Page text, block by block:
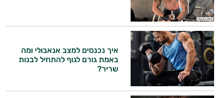
איך נכנסים למצב אנאבולי ומה
באמת גורם לגוף להתחיל לבנות
שריר?
היי,
אני יועץ הבריאות האישי AI של טבע בריא.
התשובות שלי מבוססות על מאגרי מידע קליניים
וספרות מקצועית בתחומי הרפואה הטבעית
ותזונת הספורט.
אני כאן כדי לעזור לך להתאים את תוספי